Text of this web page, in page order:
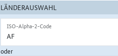
LÄNDERAUSWAHL
ISO-Alpha-2-Code
oder